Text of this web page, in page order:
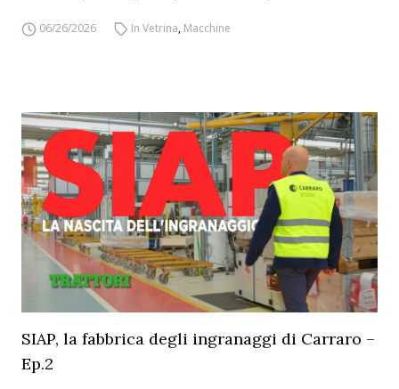
06/26/2026 In Vetrina, Macchine
SIAP, la fabbrica degli ingranaggi di Carraro –
Ep.2